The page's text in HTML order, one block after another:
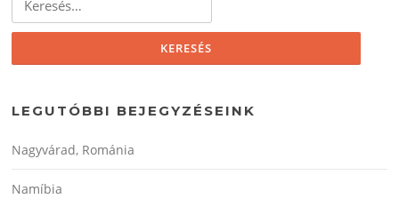
LEGUTÓBBI BEJEGYZÉSEINK
Nagyvárad, Románia
Namíbia